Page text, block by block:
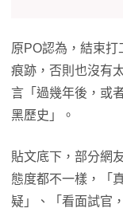
原PO認為，結束
痕跡，否則也沒有
言「過幾年後，或
黑歷史」。
貼文底下，部分網
態度都不一樣，「
疑」、「看面試官